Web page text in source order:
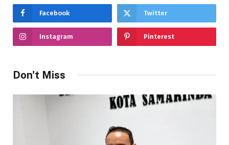
Facebook Twitter
Instagram Pinterest
Don't Miss